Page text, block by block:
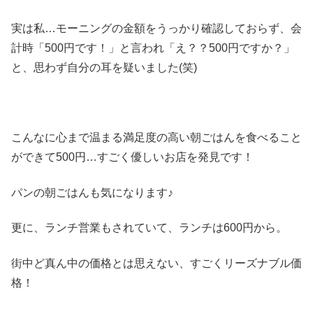
実は私…モーニングの金額をうっかり確認しておらず、会
計時「500円です！」と言われ「え？？500円ですか？」
と、思わず自分の耳を疑いました(笑)
こんなに心まで温まる満足度の高い朝ごはんを食べること
ができて500円…すごく優しいお店を発見です！
パンの朝ごはんも気になります♪
更に、ランチ営業もされていて、ランチは600円から。
街中ど真ん中の価格とは思えない、すごくリーズナブル価
格！